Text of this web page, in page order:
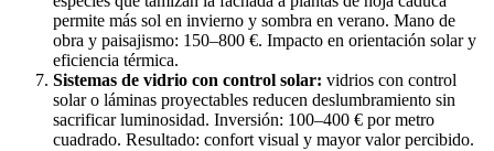
permite más sol en invierno y sombra en verano. Mano de
obra y paisajismo: 150–800 €. Impacto en orientación solar y
eficiencia térmica.
Sistemas de vidrio con control solar: vidrios con control
solar o láminas proyectables reducen deslumbramiento sin
sacrificar luminosidad. Inversión: 100–400 € por metro
cuadrado. Resultado: confort visual y mayor valor percibido.